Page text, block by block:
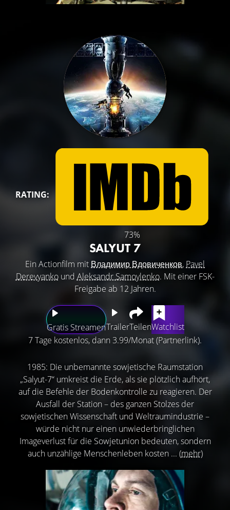
RATING:
73%
SALYUT 7
Ein Actionfilm mit Владимир Вдовиченков, Pavel
Derevyankound Aleksandr Samoylenko. Mit einer FSK-
Freigabe ab 12 Jahren.
Gratis StreamenTrailerTeilenWatchlist
7 Tage kostenlos, dann 3.99/Monat (Partnerlink).
1985: Die unbemannte sowjetische Raumstation
„Salyut-7“ umkreist die Erde, als sie plötzlich aufhört,
auf die Befehle der Bodenkontrolle zu reagieren. Der
Ausfall der Station – des ganzen Stolzes der
sowjetischen Wissenschaft und Weltraumindustrie –
würde nicht nur einen unwiederbringlichen
Imageverlust für die Sowjetunion bedeuten, sondern
auch unzählige Menschenleben kosten ... (mehr)